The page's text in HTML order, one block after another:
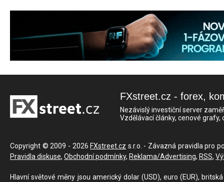
FXstreet.cz - forex,
Nezávislý investiční server
Vzdělávací články, cenové
Copyright © 2009 - 2026 FXstreet.cz s.r.o. - Závazná pravidla pro
Pravidla diskuse, Obchodní podmínky, Reklama/Advertising, RSS,
Hlavní světové měny jsou americký dolar (USD), euro (EUR),